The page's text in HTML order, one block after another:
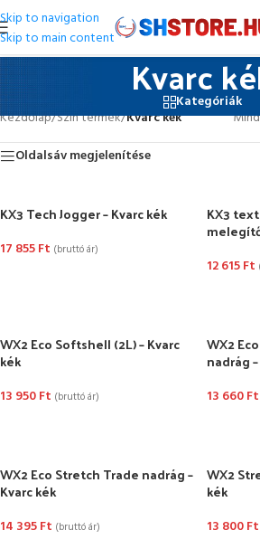
Skip to navigation
Skip to main content
Kvarc
Kategóriák
Kezdőlap/Szín termék/Kvarc kék
Oldalsáv megjelenítése
KX3 Tech Jogger – Kvarc kék
17 855Ft (bruttó ár)
KX3
12 615Ft
WX2 Eco Softshell (2L) – Kvarc
kék
13 950Ft (bruttó ár)
WX2
nadrág
13 660Ft
WX2 Eco Stretch Trade nadrág –
Kvarc kék
14 395Ft (bruttó ár)
WX2
kék
13 800Ft